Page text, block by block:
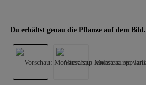
Du erhältst genau die Pflanze auf dem Bild.